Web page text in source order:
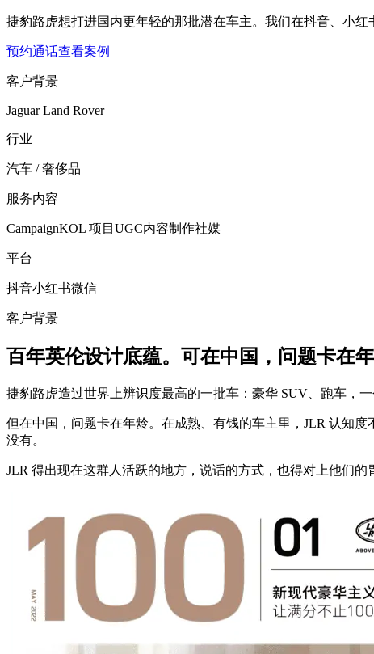
捷豹路虎想打进国内更年轻的那批潜在车主。我们在抖音、小
预约通话查看案例
客户背景
Jaguar Land Rover
行业
汽车 / 奢侈品
服务内容
CampaignKOL 项目 UGC内容制作社媒
平台
抖音小红书微信
客户背景
百年英伦设计底蕴。可在中国，问题卡在年
捷豹路虎造过世界上辨识度最高的一批车：豪华 SUV、跑车，
但在中国，问题卡在年龄。在成熟、有钱的车主里，JLR 认知
没有。
JLR 得出现在这群人活跃的地方，说话的方式，也得对上他们的